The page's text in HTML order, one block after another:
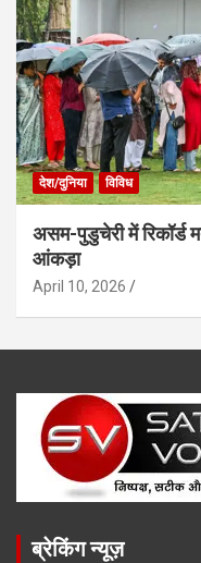
देश/दुनिया विविध
असम-पुडुचेरी में रिकॉर्ड
आंकड़ा
April 10, 2026
ब्रेकिंग न्यूज़